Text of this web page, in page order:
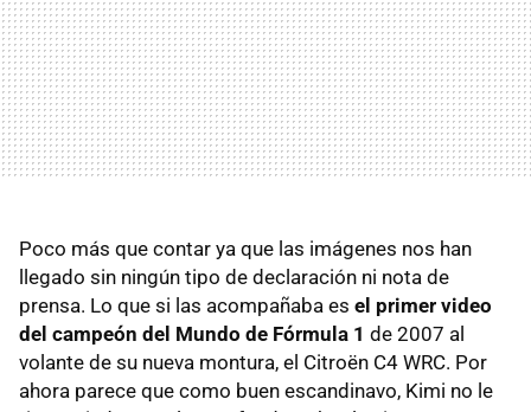
Poco más que contar ya que las imágenes nos han
llegado sin ningún tipo de declaración ni nota de
prensa. Lo que si las acompañaba es el primer video
del campeón del Mundo de Fórmula 1 de 2007 al
volante de su nueva montura, el Citroën C4 WRC. Por
ahora parece que como buen escandinavo, Kimi no le